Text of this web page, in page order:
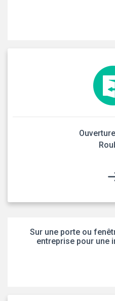
Sur une porte ou
entreprise pour une